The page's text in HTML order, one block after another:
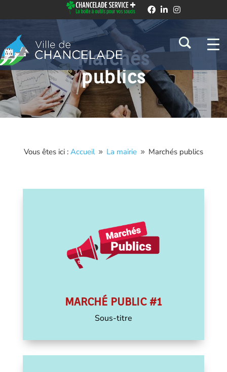
Marchés
publics
Vous êtes ici : Accueil 9 La mairie 9 Marchés publics
MARCHÉ PUBLIC #1
Sous-titre